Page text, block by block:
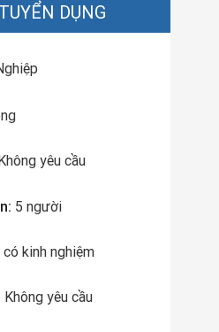
DỤNG
yêu cầu
5 người
có kinh nghiệm
Không yêu cầu